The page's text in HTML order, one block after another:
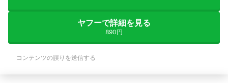
ヤフーで詳細を見る
890円
コンテンツの誤りを送信する